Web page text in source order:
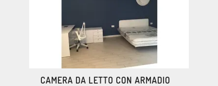
CAMERA DA LETTO CON ARMADIO